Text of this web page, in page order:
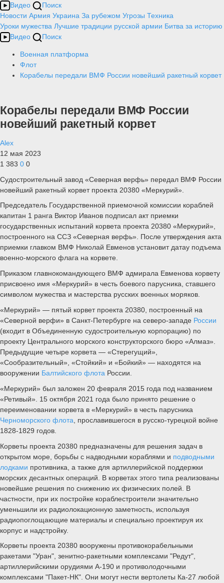
Видео
Поиск
Новости Армия Украина За рубежом Угрозы Техника
Уроки мужества Лучшие традиции русской армии Битва за историю
Видео
Поиск
Военная платформа
Флот
Корабелы передали ВМФ России новейший ракетный корвет
Корабелы передали ВМФ России
новейший ракетный корвет
Alex
12 мая 2023
1 383 0 0
Судостроительный завод «Северная верфь» передал ВМФ России
новейший ракетный корвет проекта 20380 «Меркурий».
Председатель Государственной приемочной комиссии кораблей
капитан 1 ранга Виктор Иванов подписал акт приемки
государственных испытаний корвета проекта 20380 «Меркурий»,
построенного на ССЗ «Северная верфь». После утверждения акта
приемки главком ВМФ Николай Евменов установит датау подъема
военно-морского флага на корвете.
Приказом главнокомандующего ВМФ адмирала Евменова корвету
присвоено имя «Меркурий» в честь боевого парусника, ставшего
символом мужества и мастерства русских военных моряков.
«Меркурий» — пятый корвет проекта 20380, построенный на
«Северной верфи» в Санкт-Петербурге на северо-западе России
(входит в Объединенную судостроительную корпорацию) по
проекту Центрального морского конструкторского бюро «Алмаз».
Предыдущие четыре корвета — «Стерегущий»,
«Сообразительный», «Стойкий» и «Бойкий» — находятся на
вооружении Балтийского флота России.
«Меркурий» был заложен 20 февраля 2015 года под названием
«Ретивый». 15 октября 2021 года было принято решение о
переименовании корвета в «Меркурий» в честь парусника
Черноморского флота , прославившегося в русско-турецкой войне
1828-1829 годов.
Корветы проекта 20380 предназначены для решения задач в
открытом море, борьбы с надводными кораблями и подводными
лодками противника, а также для артиллерийской поддержки
морских десантных операций. В корветах этого типа реализованы
новейшие решения по снижению их физических полей. В
частности, при их постройке кораблестроители значительно
уменьшили их радиолокационную заметность, используя
радиопоглощающие материалы и специально проектируя их
корпус и надстройку.
Корветы проекта 20380 вооружены противокорабельными
ракетами "Уран", зенитно-ракетными комплексами "Редут",
артиллерийскими орудиями А-190 и противолодочными
комплексами "Пакет-НК". Они могут нести вертолеты Ка-27 любой